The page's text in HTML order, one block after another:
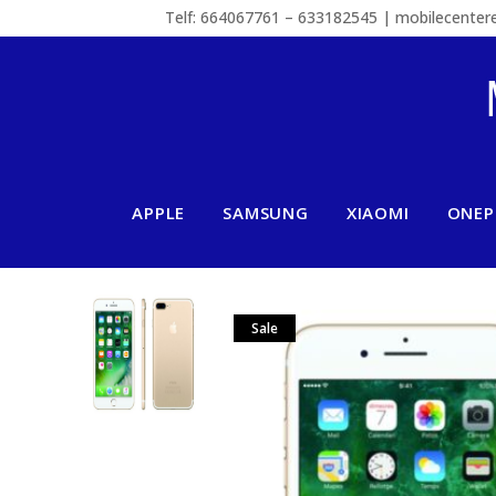
Telf: 664067761 – 633182545 |
APPLE SAMSUNG XIAOMI
Sale